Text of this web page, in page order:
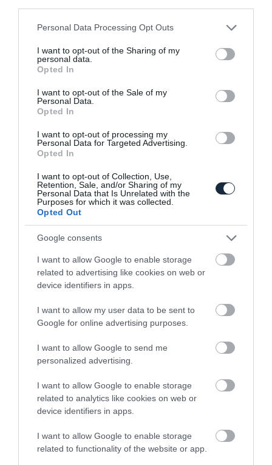
Please note that this website/app uses one or more Google
not limited to your visit or usage behaviour. You may click to
grant or deny consent to Google and its third-party tags to
use your data for below specified purposes in below Google
consent section.
Personal Data Processing Opt Outs
I want to opt-out of the Sharing of my
personal data.
Opted In
I want to opt-out of the Sale of my
Personal Data.
Opted In
I want to opt-out of processing my
Personal Data for Targeted Advertising.
Opted In
I want to opt-out of Collection, Use,
Retention, Sale, and/or Sharing of my
Personal Data that Is Unrelated with the
Purposes for which it was collected.
Opted Out
Google consents
I want to allow Google to enable storage
related to advertising like cookies on web or
device identifiers in apps.
I want to allow my user data to be sent to
Google for online advertising purposes.
I want to allow Google to send me
personalized advertising.
I want to allow Google to enable storage
related to analytics like cookies on web or
device identifiers in apps.
I want to allow Google to enable storage
related to functionality of the website or app.
Nem kapjuk meg a crossover Ladát
Hivatalos: visszatér a magyar piacra a
Lada
Újabb X-modellt tervez a Lada
Megvillantották az új Ladát